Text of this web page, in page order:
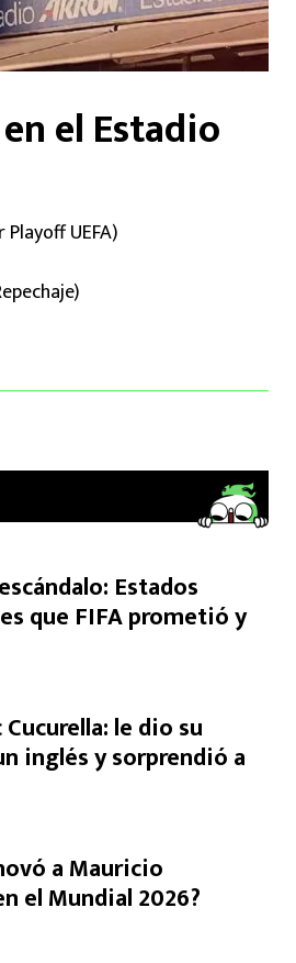
el Estadio
UEFA)
Estados
que FIFA prometió y
le dio su
inglés y sorprendió a
a Mauricio
el Mundial 2026?